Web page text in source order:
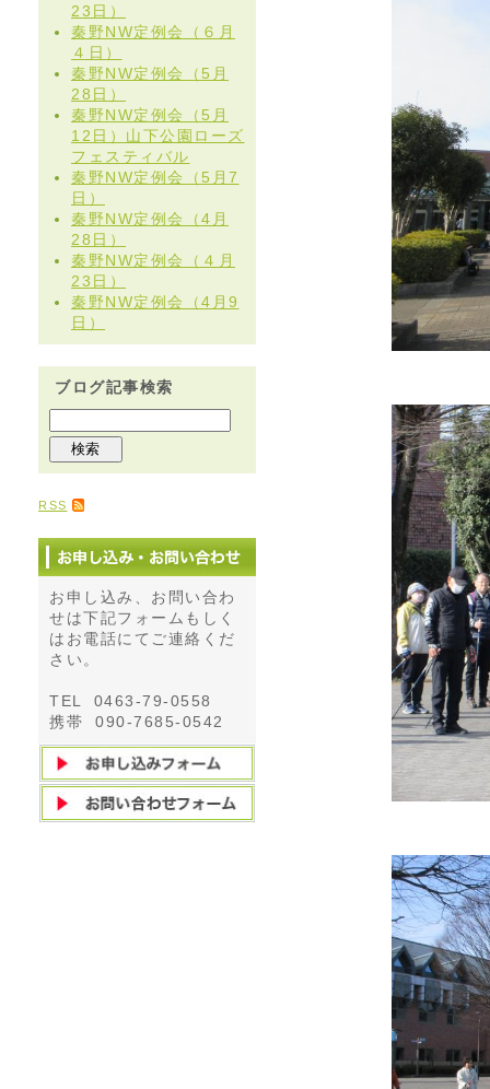
23日）
秦野NW定例会（６月
４日）
秦野NW定例会（5月
28日）
秦野NW定例会（5月
12日）山下公園ローズ
フェスティバル
秦野NW定例会（5月7
日）
秦野NW定例会（4月
28日）
秦野NW定例会（４月
23日）
秦野NW定例会（4月9
日）
ブログ記事検索
RSS
お申し込み、お問い合わ
せは下記フォームもしく
はお電話にてご連絡くだ
さい。
TEL 0463-79-0558
携帯 090-7685-0542